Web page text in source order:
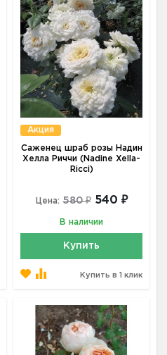
Акция
Саженец шраб розы Надин
Хелла Риччи (Nadine Xella-
Ricci)
Цена: 580 ₽ 540 ₽
В наличии
Купить
Купить в 1 клик